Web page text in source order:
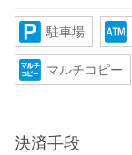
駐車場
マルチコピー
決済手段